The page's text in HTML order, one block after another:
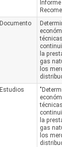
Documento
la
gas
los
Estudios
la
gas
los